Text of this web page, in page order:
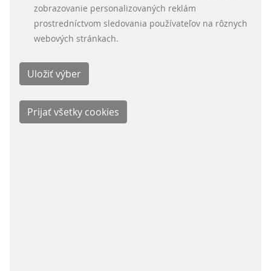
stránky. Podrobné informácie o využívaní cookies
na našej stránke nájdeš tu:
zobrazovanie personalizovaných reklám
prostredníctvom sledovania používateľov na rôznych
webových stránkach.
ODDELENIA
Signalling Systems
Energy Retail Solutions
Parking Solutions
Fare Collection Systems